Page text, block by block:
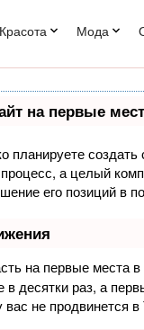
Красота Мода
на первые
планируете
а целый
его позиций в
на первые места
в десятки раз, а
не продвинется